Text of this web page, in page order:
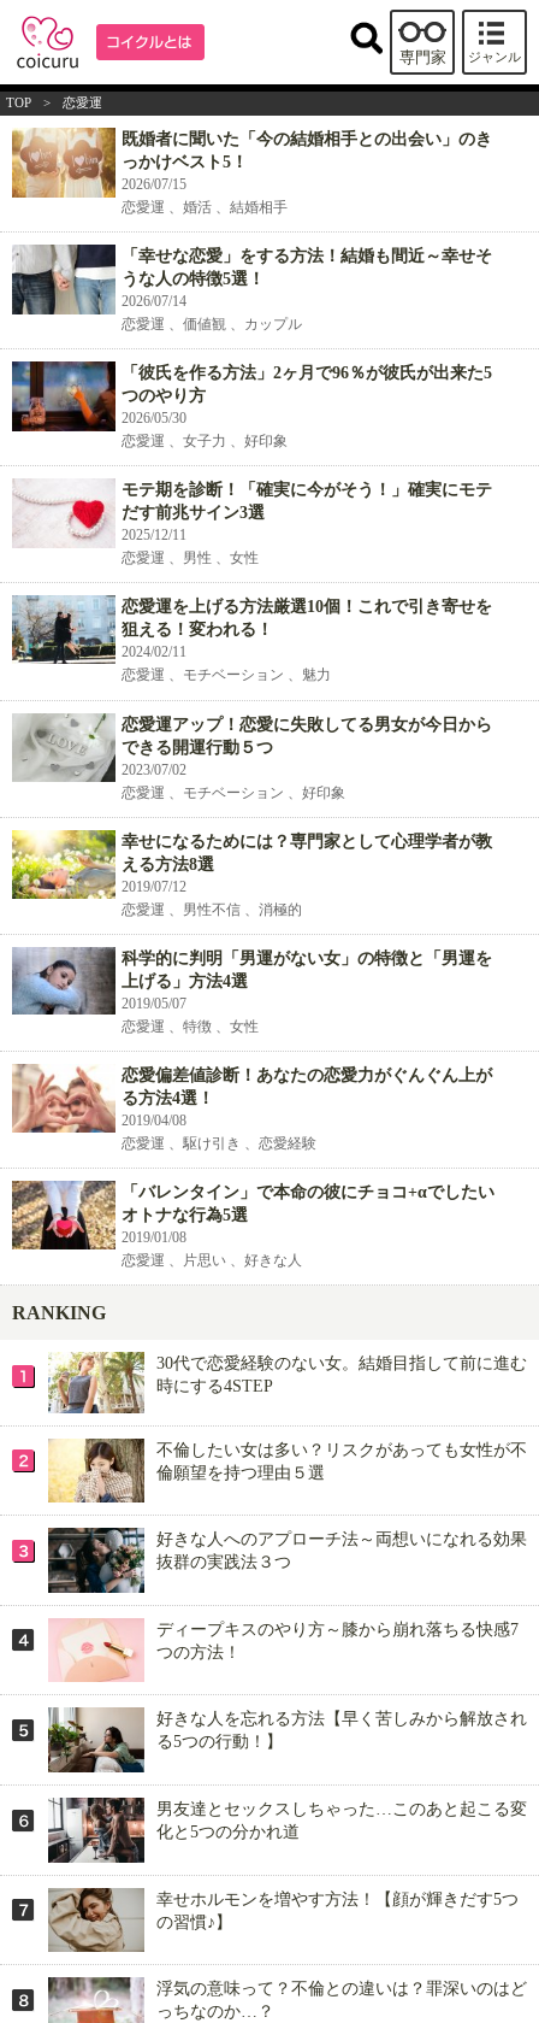
ジャンル
専門家
TOP > 恋愛運
既婚者に聞いた「今の結婚相手との出会い」のき
っかけベスト5！
2026/07/15
恋愛運 、婚活 、結婚相手
「幸せな恋愛」をする方法！結婚も間近～幸せそ
うな人の特徴5選！
2026/07/14
恋愛運 、価値観 、カップル
「彼氏を作る方法」2ヶ月で96％が彼氏が出来た5
つのやり方
2026/05/30
恋愛運 、女子力 、好印象
モテ期を診断！「確実に今がそう！」確実にモテ
だす前兆サイン3選
2025/12/11
恋愛運 、男性 、女性
恋愛運を上げる方法厳選10個！これで引き寄せを
狙える！変われる！
2024/02/11
恋愛運 、モチベーション 、魅力
恋愛運アップ！恋愛に失敗してる男女が今日から
できる開運行動５つ
2023/07/02
恋愛運 、モチベーション 、好印象
幸せになるためには？専門家として心理学者が教
える方法8選
2019/07/12
恋愛運 、男性不信 、消極的
科学的に判明「男運がない女」の特徴と「男運を
上げる」方法4選
2019/05/07
恋愛運 、特徴 、女性
恋愛偏差値診断！あなたの恋愛力がぐんぐん上が
る方法4選！
2019/04/08
恋愛運 、駆け引き 、恋愛経験
「バレンタイン」で本命の彼にチョコ+αでしたい
オトナな行為5選
2019/01/08
恋愛運 、片思い 、好きな人
RANKING
30代で恋愛経験のない女。結婚目指して前に進む
時にする4STEP
不倫したい女は多い？リスクがあっても女性が不
倫願望を持つ理由５選
好きな人へのアプローチ法～両想いになれる効果
抜群の実践法３つ
ディープキスのやり方～膝から崩れ落ちる快感7
つの方法！
好きな人を忘れる方法【早く苦しみから解放され
る5つの行動！】
男友達とセックスしちゃった…このあと起こる変
化と5つの分かれ道
幸せホルモンを増やす方法！【顔が輝きだす5つ
の習慣♪】
浮気の意味って？不倫との違いは？罪深いのはど
っちなのか…？